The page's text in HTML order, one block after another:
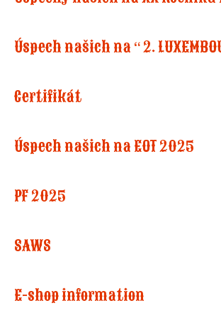
Certifikát
Úspech našich na EOT 2025
PF 2025
SAWS
E-shop information